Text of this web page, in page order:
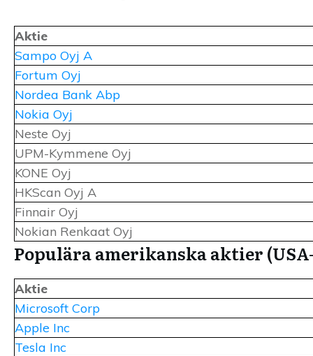
Aktie
Sampo Oyj A
Fortum Oyj
Nordea Bank Abp
Nokia Oyj
Neste Oyj
UPM-Kymmene Oyj
KONE Oyj
HKScan Oyj A
Finnair Oyj
Nokian Renkaat Oyj
Populära amerikanska aktier
Aktie
Microsoft Corp
Apple Inc
Tesla Inc